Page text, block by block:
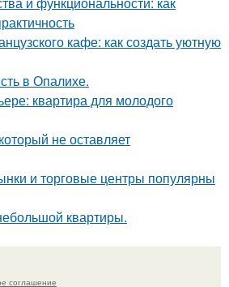
кафе: как создать уютную
в Опалихе.
квартира для молодого
не оставляет
и торговые центры популярны
квартиры.
соглашение